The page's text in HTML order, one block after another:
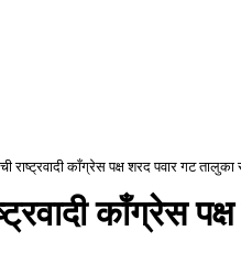
राष्ट्रवादी काँग्रेस पक्ष शरद पवार गट
काँग्रेस